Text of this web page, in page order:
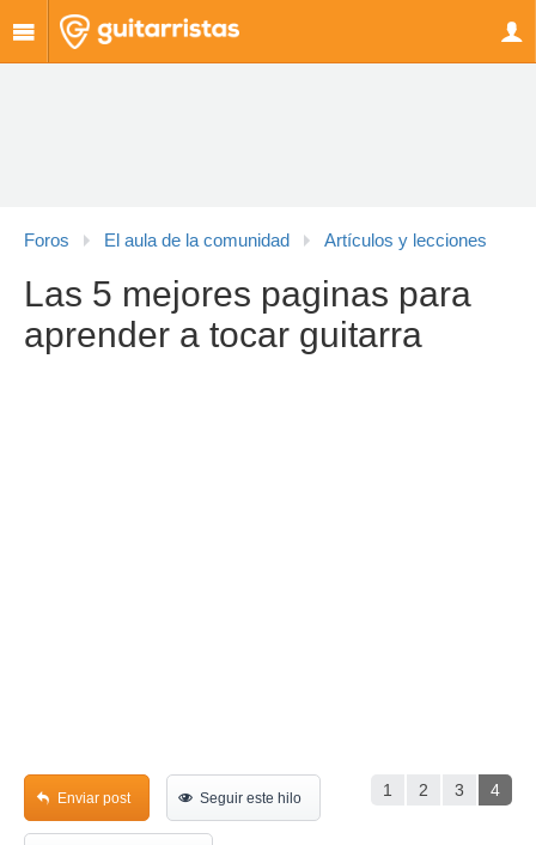
Foros El aula de la comunidad Artículos y lecciones
Las 5 mejores paginas para
aprender a tocar guitarra
1 2 3 4
Enviar post Seguir este hilo